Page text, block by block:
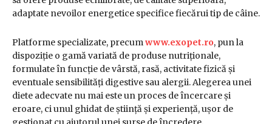
adaptate nevoilor energetice specifice fiecărui tip de câine.
Platforme specializate, precumwww.exopet.ro, pun la
dispoziție o gamă variată de produse nutriționale,
formulate în funcție de vârstă, rasă, activitate fizică și
eventuale sensibilități digestive sau alergii. Alegerea unei
diete adecvate nu mai este un proces de încercare și
eroare, ci unul ghidat de știință și experiență, ușor de